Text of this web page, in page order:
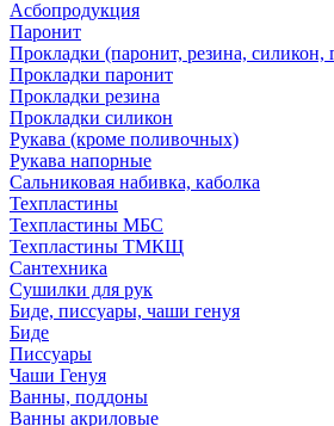
Асбопродукция
Паронит
Прокладки (паронит, резина, силикон,
Прокладки паронит
Прокладки резина
Прокладки силикон
Рукава (кроме поливочных)
Рукава напорные
Сальниковая набивка, каболка
Техпластины
Техпластины МБС
Техпластины ТМКЩ
Сантехника
Сушилки для рук
Биде, писсуары, чаши генуя
Биде
Писсуары
Чаши Генуя
Ванны, поддоны
Ванны акриловые